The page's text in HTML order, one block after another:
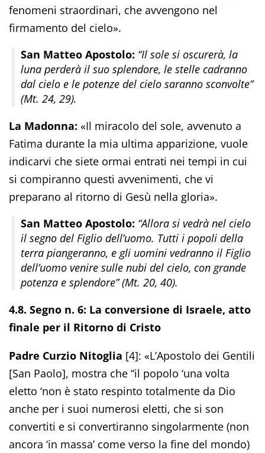
fenomeni straordinari, che avvengono nel
firmamento del cielo».
San Matteo Apostolo: “Il sole si oscurerà, la
luna perderà il suo splendore, le stelle cadranno
dal cielo e le potenze del cielo saranno sconvolte”
(Mt. 24, 29).
La Madonna: «Il miracolo del sole, avvenuto a
Fatima durante la mia ultima apparizione, vuole
indicarvi che siete ormai entrati nei tempi in cui
si compiranno questi avvenimenti, che vi
preparano al ritorno di Gesù nella gloria».
San Matteo Apostolo: “Allora si vedrà nel cielo
il segno del Figlio dell’uomo. Tutti i popoli della
terra piangeranno, e gli uomini vedranno il Figlio
dell’uomo venire sulle nubi del cielo, con grande
potenza e splendore” (Mt. 20, 40).
4.8. Segno n. 6: La conversione di Israele, atto
finale per il Ritorno di Cristo
Padre Curzio Nitoglia [4]: «L’Apostolo dei Gentili
[San Paolo], mostra che “il popolo ‘una volta
eletto ‘non è stato respinto totalmente da Dio
anche per i suoi numerosi eletti, che si son
convertiti e si convertiranno singolarmente (non
ancora ‘in massa’ come verso la fine del mondo)